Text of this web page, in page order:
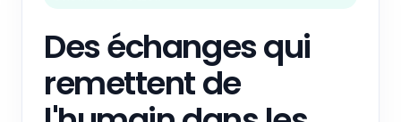
Des échanges qui
remettent de